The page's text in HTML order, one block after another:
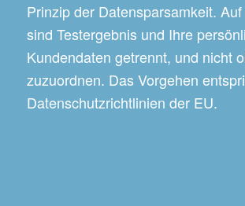
Prinzip der Datensparsamkeit.
sind Testergebnis und Ihre
Kundendaten getrennt, und nicht
zuzuordnen. Das Vorgehen
Datenschutzrichtlinien der EU.